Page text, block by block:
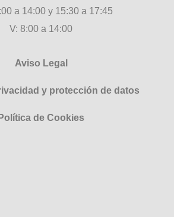
a 14:00 y 15:30 a 17:45
V: 8:00 a 14:00
Aviso Legal
y protección de datos
de Cookies